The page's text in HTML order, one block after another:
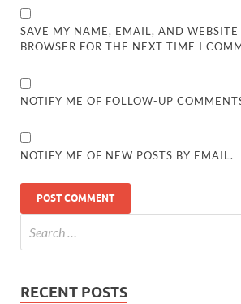
SAVE MY NAME, EMAIL, AND
BROWSER FOR THE NEXT TIME I
NOTIFY ME OF FOLLOW-UP
NOTIFY ME OF NEW POSTS BY EMAIL.
RECENT POSTS